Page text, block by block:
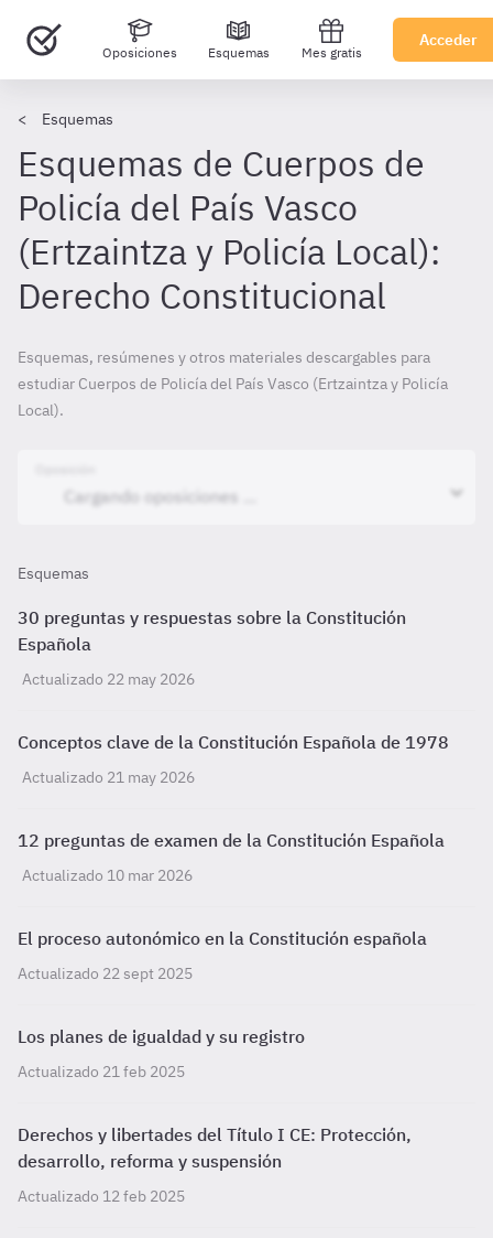
Oposiciones Esquemas Mes gratis
Acceder
Esquemas
Esquemas de Cuerpos de
Policía del País Vasco
(Ertzaintza y Policía Local):
Derecho Constitucional
Esquemas, resúmenes y otros materiales descargables para
estudiar Cuerpos de Policía del País Vasco (Ertzaintza y Policía
Local).
Esquemas
30 preguntas y respuestas sobre la Constitución
Española
Actualizado 22 may 2026
Conceptos clave de la Constitución Española de 1978
Actualizado 21 may 2026
12 preguntas de examen de la Constitución Española
Actualizado 10 mar 2026
El proceso autonómico en la Constitución española
Actualizado 22 sept 2025
Los planes de igualdad y su registro
Actualizado 21 feb 2025
Derechos y libertades del Título I CE: Protección,
desarrollo, reforma y suspensión
Actualizado 12 feb 2025